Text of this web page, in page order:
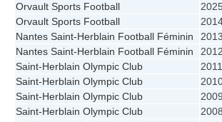
Orvault Sports Football
Orvault Sports Football
Nantes Saint-Herblain Football Féminin
Nantes Saint-Herblain Football Féminin
Saint-Herblain Olympic Club
Saint-Herblain Olympic Club
Saint-Herblain Olympic Club
Saint-Herblain Olympic Club